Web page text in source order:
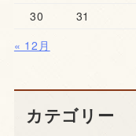
30
31
« 12月
カテゴリー